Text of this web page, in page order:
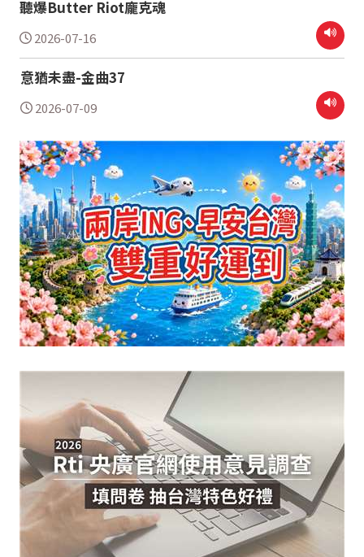
聽爆Butter Riot龐克魂
2026-07-16
意猶未盡-金曲37
2026-07-09